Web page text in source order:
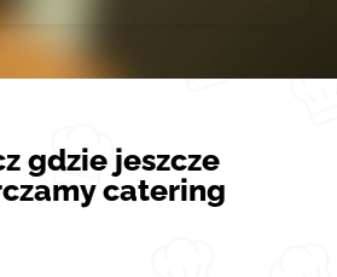
gdzie jeszcze
catering